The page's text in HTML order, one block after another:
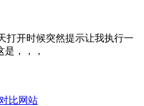
打开时候突然提示让我执行一
是，，，
比网站